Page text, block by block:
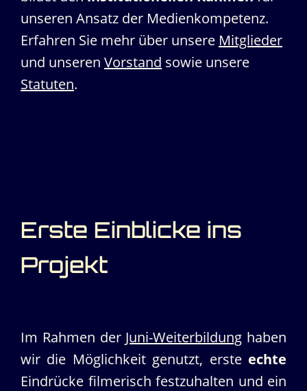
unseren Ansatz der Medienkompetenz.
Erfahren Sie mehr über unsere Mitglieder
und unseren Vorstand sowie unsere
Statuten.
Erste Einblicke ins
Projekt
Im Rahmen der Juni-Weiterbildung haben
wir die Möglichkeit genutzt, erste echte
Eindrücke filmerisch festzuhalten und ein